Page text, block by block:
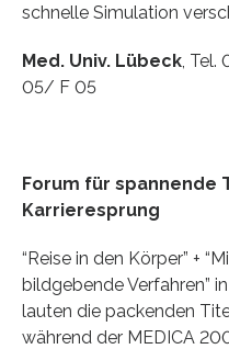
schnelle Simulation
Med. Univ. Lübeck ,
05/ F 05
Forum für spannende
Karrieresprung
“Reise in den Körper” +
bildgebende Verfahren”
lauten die packenden
während der MEDICA